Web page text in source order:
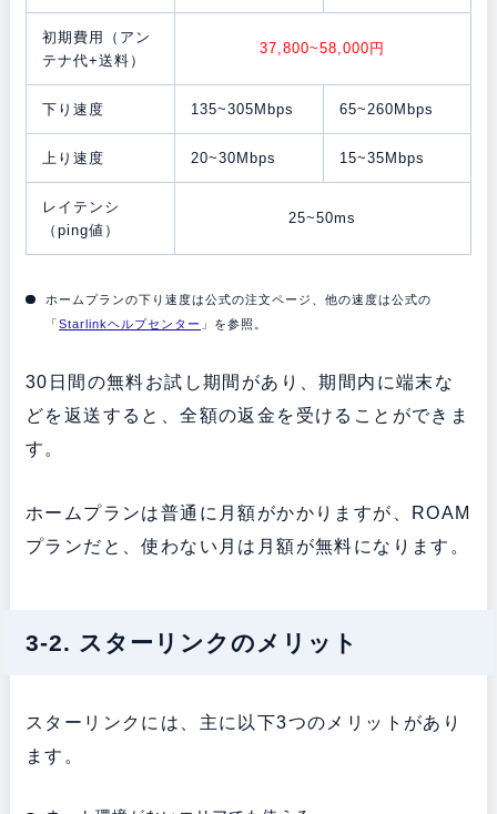
初期費用（アン
テナ代+送料）
37,800~58,000 円
下り速度 135~305Mbps 65~260Mbps
上り速度 20~30Mbps 15~35Mbps
レイテンシ
（ping値）
25~50ms
ホームプランの下り速度は公式の注文ページ、他の速度は公式の
「Starlinkヘルプセンター 」を参照。
30日間の無料お試し期間があり、期間内に端末な
どを返送すると、全額の返金を受けることができま
す。
ホームプランは普通に月額がかかりますが、ROAM
プランだと、使わない月は月額が無料になります。
3-2. スターリンクのメリット
スターリンクには、主に以下3つのメリットがあり
ます。